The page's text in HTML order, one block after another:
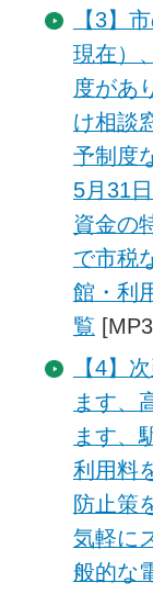
【3】
現在）
度があ
け相談
予制度
5月31
資金の
で市税
館・利
覧
【4】
ます、
ます、
利用料
防止策
気軽に
般的な